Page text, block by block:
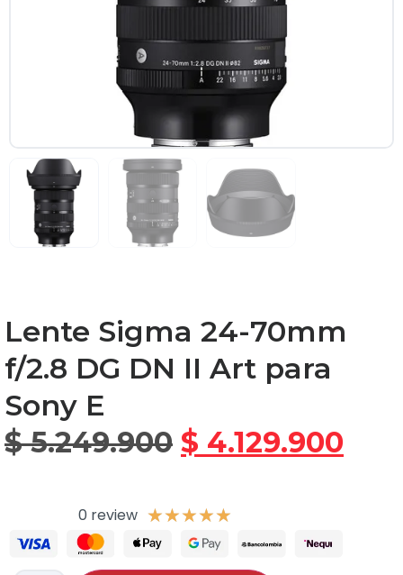
Lente Sigma 24-70mm
f/2.8 DG DN II Art para
Sony E
$5.249.900 $ 4.129.900
0 review ★★★★★